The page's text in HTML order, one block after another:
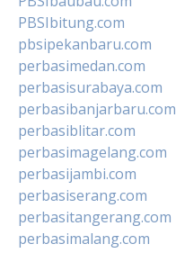
PBSIbitung.com
pbsipekanbaru.com
perbasimedan.com
perbasisurabaya.com
perbasibanjarbaru.com
perbasiblitar.com
perbasimagelang.com
perbasijambi.com
perbasiserang.com
perbasitangerang.com
perbasimalang.com